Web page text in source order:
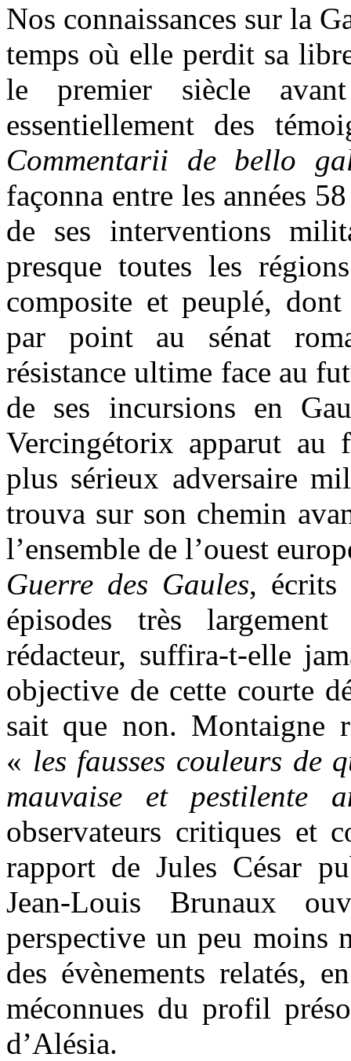
Nos connaissances sur la
temps où elle perdit sa
le premier siècle
essentiellement des
Commentarii de bello
façonna entre les années
de ses interventions
presque toutes les
composite et peuplé,
par point au sénat
résistance ultime face au
de ses incursions en
Vercingétorix apparut au
plus sérieux adversaire
trouva sur son chemin
l’ensemble de l’ouest
Guerre des Gaules, écrits
épisodes très
rédacteur, suffira-t-elle
objective de cette courte
sait que non. Montaigne
« les fausses couleurs de
mauvaise et pestilente
observateurs critiques et
rapport de Jules César
Jean-Louis Brunaux
perspective un peu moins
des évènements relatés,
méconnues du profil
d’Alésia.